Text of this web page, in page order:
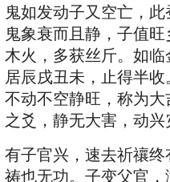
鬼如发动子又空亡，此
鬼象衰而且静，子值
木火，多获丝斤。如
居辰戌丑未，止得半
不动不空静旺，称为
之爻，静无大害，动兴
有子官兴，速去祈禳
祷也无功。子变父官